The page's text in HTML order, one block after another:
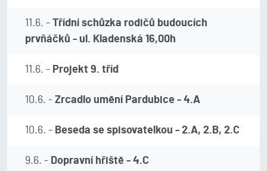
11.6. - Třídní schůzka rodičů budoucích
prvňáčků - ul. Kladenská 16,00h
11.6. - Projekt 9. tříd
10.6. - Zrcadlo umění Pardubice - 4.A
10.6. - Beseda se spisovatelkou - 2.A, 2.B, 2.C
9.6. - Dopravní hřiště - 4.C